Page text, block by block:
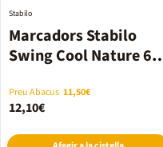
Marcadors Stabilo
Swing Cool Nature 6
Stabilo
Preu Abacus 11,50€
12,10€